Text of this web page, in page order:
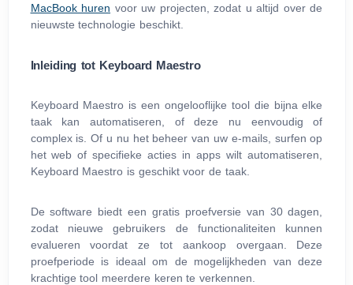
MacBook huren voor uw projecten, zodat u altijd over de
nieuwste technologie beschikt.
Inleiding tot Keyboard Maestro
Keyboard Maestro is een ongelooflijke tool die bijna elke
taak kan automatiseren, of deze nu eenvoudig of
complex is. Of u nu het beheer van uw e-mails, surfen op
het web of specifieke acties in apps wilt automatiseren,
Keyboard Maestro is geschikt voor de taak.
De software biedt een gratis proefversie van 30 dagen,
zodat nieuwe gebruikers de functionaliteiten kunnen
evalueren voordat ze tot aankoop overgaan. Deze
proefperiode is ideaal om de mogelijkheden van deze
krachtige tool meerdere keren te verkennen.